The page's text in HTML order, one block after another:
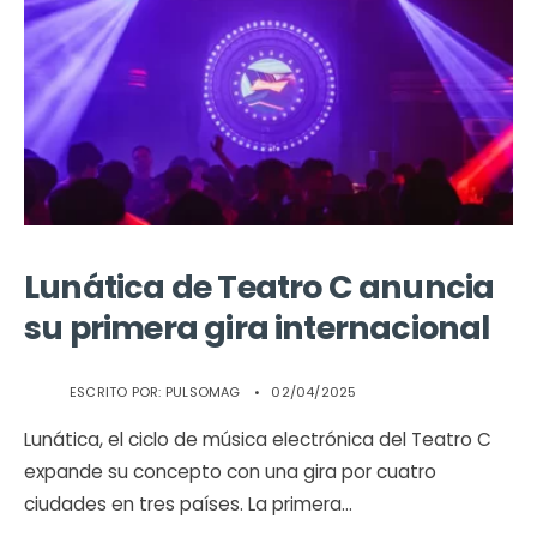
Lunática de Teatro C anuncia
su primera gira internacional
ESCRITO POR: PULSOMAG • 02/04/2025
Lunática, el ciclo de música electrónica del Teatro C
expande su concepto con una gira por cuatro
ciudades en tres países. La primera...